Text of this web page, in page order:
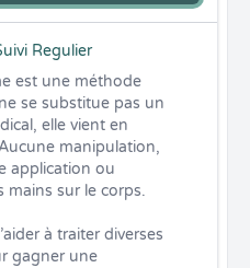
Regulier
est une méthode
se substitue pas un
elle vient en
manipulation,
application ou
mains sur le corps.
à traiter diverses
gagner une